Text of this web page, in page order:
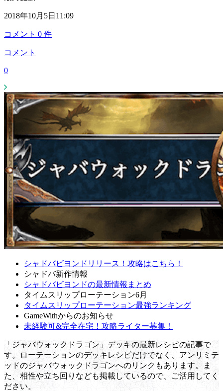
2018年10月5日11:09
コメント 0 件
コメント
0
シャドバビヨンドリリース！攻略はこちら！
シャドバ新作情報
シャドバビヨンドの最新情報まとめ
タイムスリップローテーション6月
タイムスリップローテーション最強ランキング
GameWithからのお知らせ
未経験可&完全在宅！攻略ライター募集！
「ジャバウォックドラゴン」デッキの最新レシピの記事で
す。ローテーションのデッキレシピだけでなく、アンリミテ
ッドのジャバウォックドラゴンへのリンクもあります。ま
た、相性や立ち回りなども掲載しているので、ご活用してく
ださい。